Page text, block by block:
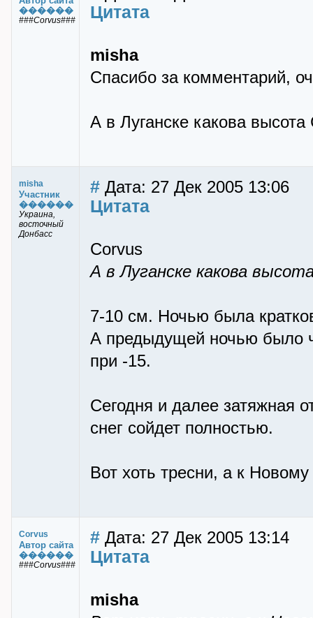
������
###Corvus### Цитата
misha
Спасибо за комментарий,
А в Луганске какова
misha
Участник
������
Украина,
восточный
Донбасс
# Дата: 27 Дек 2005 13:06
Цитата
Corvus
А в Луганске какова
7-10 см. Ночью была
А предыдущей ночью было
при -15.
Сегодня и далее затяжная
снег сойдет полностью.
Вот хоть тресни, а к Новому
Corvus
Автор сайта
������
###Corvus###
# Дата: 27 Дек 2005 13:14
Цитата
misha